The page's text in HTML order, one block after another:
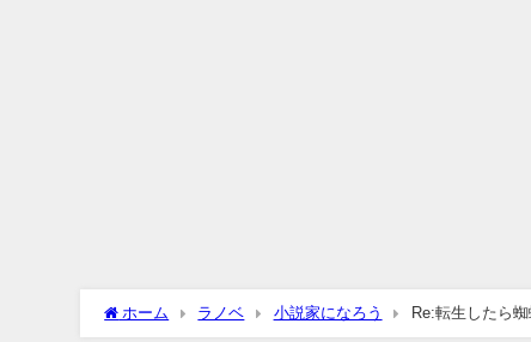
ホーム ラノベ 小説家になろう Re:転生したら